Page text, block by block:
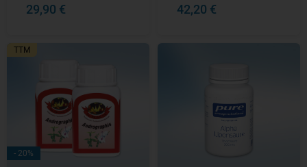
29,90 € 42,20 €
TTM
- 20%